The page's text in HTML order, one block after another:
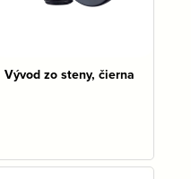
Vývod zo steny, čierna
Na sklade: 1 ks